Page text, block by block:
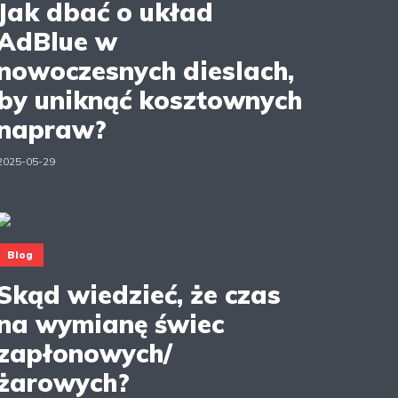
dbać o układ
w
dieslach,
uniknąć kosztownych
05-29
Blog
wiedzieć, że czas
wymianę świec